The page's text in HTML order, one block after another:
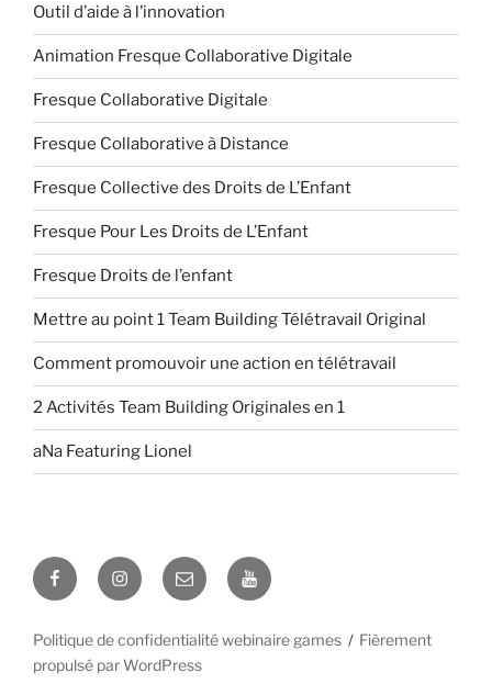
Outil d’aide à l’innovation
Animation Fresque Collaborative Digitale
Fresque Collaborative Digitale
Fresque Collaborative à Distance
Fresque Collective des Droits de L’Enfant
Fresque Pour Les Droits de L’Enfant
Fresque Droits de l’enfant
Mettre au point 1 Team Building Télétravail Original
Comment promouvoir une action en télétravail
2 Activités Team Building Originales en 1
aNa Featuring Lionel
FacebookInstagram
E-
mail
YouTube
Politique de confidentialité webinaire games
Fièrement
propulsé par WordPress